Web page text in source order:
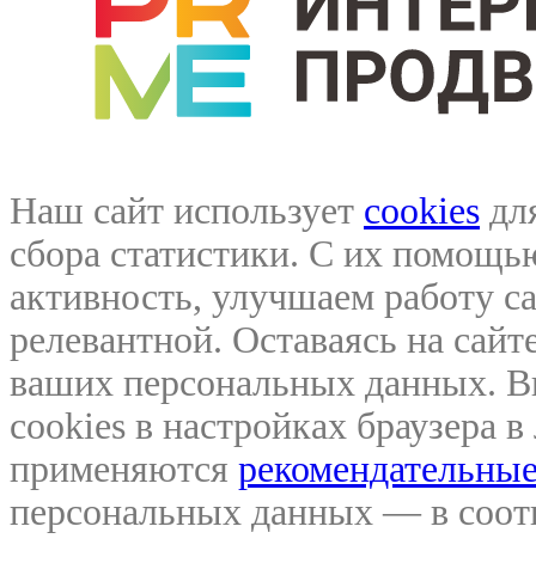
Наш сайт использует cookies
сбора статистики. С их
активность, улучшаем работу
релевантной. Оставаясь на
ваших персональных данных.
cookies в настройках браузера
применяются
персональных данных — в